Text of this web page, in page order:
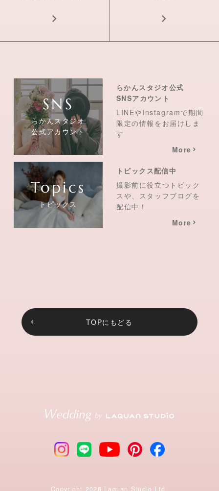
らかんスタジオ
公式アカウント
らかんスタジオ公式
SNSアカウント
LINEやInstagramで期間
限定の情報をお届けしま
す
More
トピックス
トピックス配信中
撮影前に役立つトピック
スや、スタッフブログを
配信中！
More
TOPにもどる
Copyright 2026 Laquan Studio Ltd.